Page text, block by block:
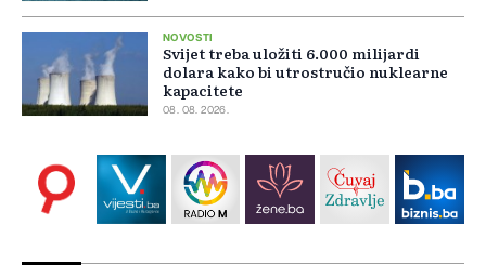
NOVOSTI
Svijet treba uložiti 6.000 milijardi
dolara kako bi utrostručio nuklearne
kapacitete
08. 08. 2026.